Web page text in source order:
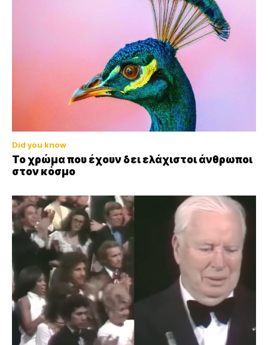
Did you know
Το χρώμα που έχουν δει ελάχιστοι άνθρωποι
στον κόσμο